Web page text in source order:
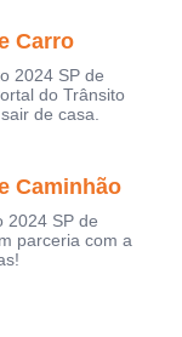
Carro
2024 SP de
do Trânsito
de casa.
Caminhão
2024 SP de
parceria com a